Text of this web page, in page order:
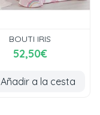
BOUTI IRIS
52,50€
Añadir a la cesta